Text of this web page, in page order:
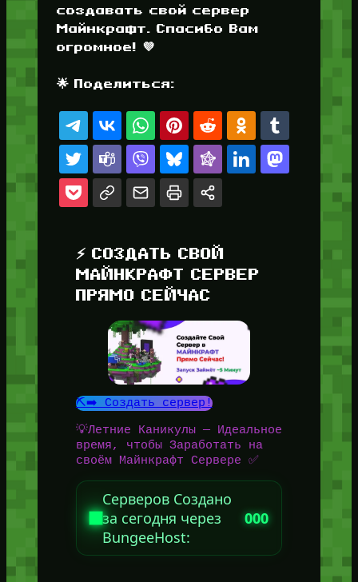
создавать свой сервер
Майнкрафт. Спасибо Вам
огромное! 💜
🌟 Поделиться:
⚡ СОЗДАТЬ СВОЙ
МАЙНКРАФТ СЕРВЕР
ПРЯМО СЕЙЧАС
⛏️➡️ Создать сервер!
💡Летние Каникулы — Идеальное
время, чтобы Заработать на
своём Майнкрафт Сервере ✅
Серверов Создано
за сегодня через
BungeeHost:
000